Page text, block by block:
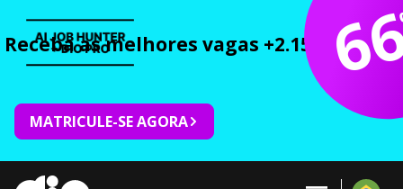
Receba as melhores vagas +2.150 cursos
MATRICULE-SE AGORA